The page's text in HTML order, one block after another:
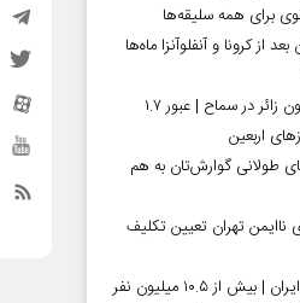
برای همه سلیقه‌ها
از کرونا و آنفلوآنزا ماه‌ها
ثبت‌نام ۲.۵ میلیون زائر در سماح | عبور ۱.۷
اربعین
طولانی گوارش‌تان به هم
تهران تعیین تکلیف
آمار معلولیت در ایران | بیش از ۱۰.۵ میلیون نفر